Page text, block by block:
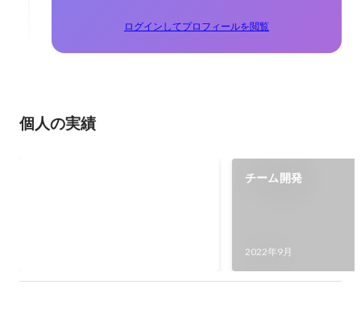
ログインしてプロフィールを閲覧
個人の実績
加、個人開発やチーム開発に参加
チーム開発
2022年9月